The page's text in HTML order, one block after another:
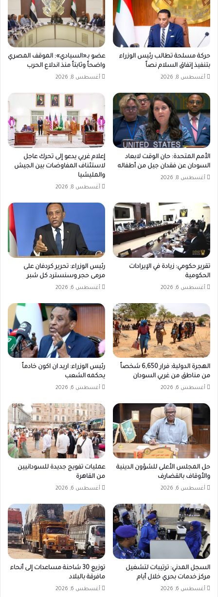
حركة مسلحة تطالب رئيس الوزراء
بتنفيذ إتفاق السلام نصاً
أغسطس 8, 2026
عضو بـ«السيادي»: الموقف المصري
واضحاً وثابتاً منذ اندلاع الحرب
أغسطس 8, 2026
الأمم المتحدة: حان الوقت لابعاد
السودان عن فقدان جيل من أطفاله
أغسطس 8, 2026
إعلام غربي يدعو إلى تحرك عاجل
لاستئناف المفاوضات بين الجيش
والمليشيا
أغسطس 8, 2026
تقرير حكومي: زيادة في الإيرادات
الحكومية
أغسطس 6, 2026
رئيس الوزراء: تحرير كردفان على
مرمى حجر وسنسترد كل شبر
أغسطس 6, 2026
الهجرة الدولية: فرار 6,650 شخصاً
من مناطق من غربي السودان
أغسطس 6, 2026
رئيس الوزراء: اريد ان اكون خادماً
يحكمه الشعب
أغسطس 6, 2026
حل المجلس الأعلى للشؤون الدينية
والأوقاف بالقضارف
أغسطس 6, 2026
عمليات تفويج جديدة للسودانيين
من القاهرة
أغسطس 6, 2026
السجل المدني: ترتيبات لتشغيل
مركز خدمات بحري خلال أيام
أغسطس 6, 2026
توزيع 30 شاحنة مساعدات إلى أنحاء
مافرقة بالبلاد
أغسطس 6, 2026